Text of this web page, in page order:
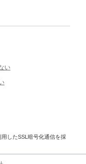
い
したSSL暗号化通信を採